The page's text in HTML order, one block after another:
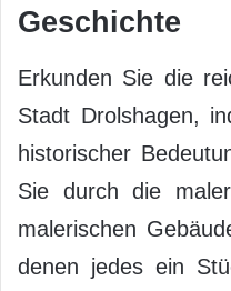
Geschichte
Erkunden Sie die
Stadt Drolshagen,
historischer
Sie durch die
malerischen
denen jedes ein